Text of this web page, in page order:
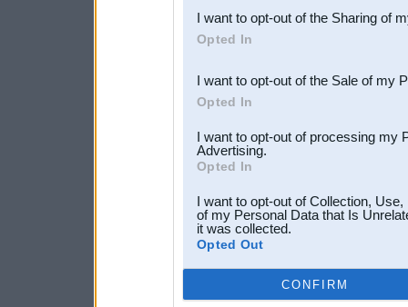
Downstream Participants
third parties.
I want to opt-out of the Sharing of
Opted In
I want to opt-out of the Sale of my
Opted In
I want to opt-out of processing my
Advertising.
Opted In
I want to opt-out of Collection,
of my Personal Data that Is
it was collected.
Opted Out
CONFIRM